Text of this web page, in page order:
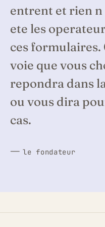
entrent et rien n
ete les
ces formulaires.
voie que vous
repondra dans
ou vous dira
cas.
— le fondateur